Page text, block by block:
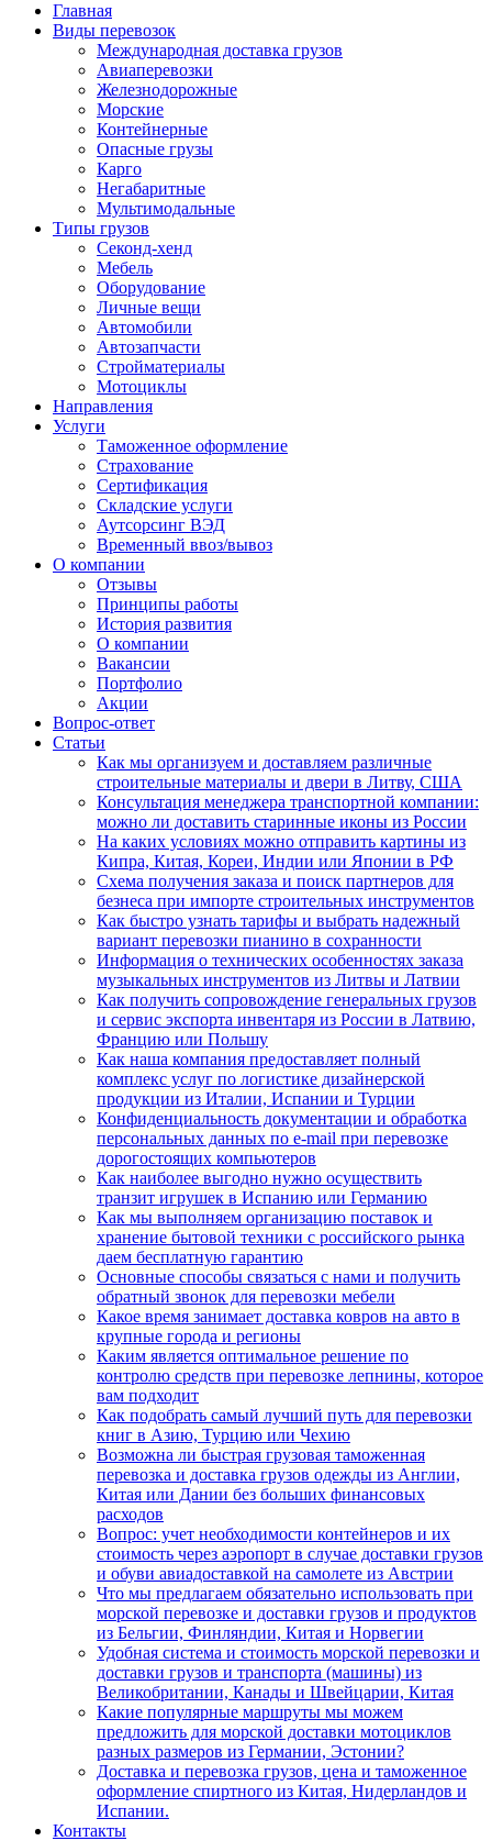
Главная
Виды перевозок
Международная доставка грузов
Авиаперевозки
Железнодорожные
Морские
Контейнерные
Опасные грузы
Карго
Негабаритные
Мультимодальные
Типы грузов
Секонд-хенд
Мебель
Оборудование
Личные вещи
Автомобили
Автозапчасти
Стройматериалы
Мотоциклы
Направления
Услуги
Таможенное оформление
Страхование
Сертификация
Складские услуги
Аутсорсинг ВЭД
Временный ввоз/вывоз
О компании
Отзывы
Принципы работы
История развития
О компании
Вакансии
Портфолио
Акции
Вопрос-ответ
Статьи
Как мы организуем и доставляем различные
строительные материалы и двери в Литву, США
Консультация менеджера транспортной компании:
можно ли доставить старинные иконы из России
На каких условиях можно отправить картины из
Кипра, Китая, Кореи, Индии или Японии в РФ
Схема получения заказа и поиск партнеров для
безнеса при импорте строительных инструментов
Как быстро узнать тарифы и выбрать надежный
вариант перевозки пианино в сохранности
Информация о технических особенностях заказа
музыкальных инструментов из Литвы и Латвии
Как получить сопровождение генеральных грузов
и сервис экспорта инвентаря из России в Латвию,
Францию или Польшу
Как наша компания предоставляет полный
комплекс услуг по логистике дизайнерской
продукции из Италии, Испании и Турции
Конфиденциальность документации и обработка
персональных данных по e-mail при перевозке
дорогостоящих компьютеров
Как наиболее выгодно нужно осуществить
транзит игрушек в Испанию или Германию
Как мы выполняем организацию поставок и
хранение бытовой техники с российского рынка
даем бесплатную гарантию
Основные способы связаться с нами и получить
обратный звонок для перевозки мебели
Какое время занимает доставка ковров на авто в
крупные города и регионы
Каким является оптимальное решение по
контролю средств при перевозке лепнины, которое
вам подходит
Как подобрать самый лучший путь для перевозки
книг в Азию, Турцию или Чехию
Возможна ли быстрая грузовая таможенная
перевозка и доставка грузов одежды из Англии,
Китая или Дании без больших финансовых
расходов
Вопрос: учет необходимости контейнеров и их
стоимость через аэропорт в случае доставки грузов
и обуви авиадоставкой на самолете из Австрии
Что мы предлагаем обязательно использовать при
морской перевозке и доставки грузов и продуктов
из Бельгии, Финляндии, Китая и Норвегии
Удобная система и стоимость морской перевозки и
доставки грузов и транспорта (машины) из
Великобритании, Канады и Швейцарии, Китая
Какие популярные маршруты мы можем
предложить для морской доставки мотоциклов
разных размеров из Германии, Эстонии?
Доставка и перевозка грузов, цена и таможенное
оформление спиртного из Китая, Нидерландов и
Испании.
Контакты